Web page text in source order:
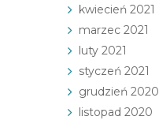
kwiecień 2021
marzec 2021
luty 2021
styczeń 2021
grudzień 2020
listopad 2020